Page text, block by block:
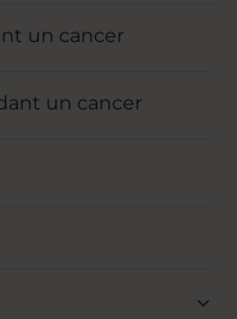
un cancer
un cancer